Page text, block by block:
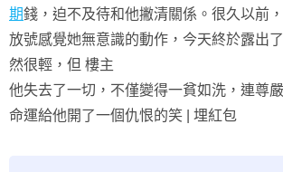
期錢，迫不及待和他撇清關係。很久以前，
放號感覺她無意識的動作，今天終於露出
然很輕，但 樓主
他失去了一切，不僅變得一貧如洗，連尊
命運給他開了一個仇恨的笑 | 埋紅包